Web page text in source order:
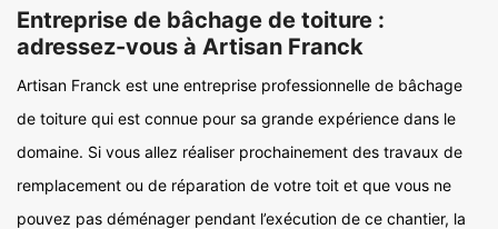
Entreprise de bâchage de toiture :
adressez-vous à Artisan Franck
Artisan Franck est une entreprise professionnelle de bâchage
de toiture qui est connue pour sa grande expérience dans le
domaine. Si vous allez réaliser prochainement des travaux de
remplacement ou de réparation de votre toit et que vous ne
pouvez pas déménager pendant l’exécution de ce chantier, la